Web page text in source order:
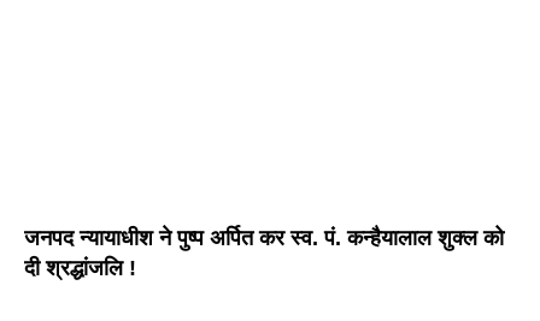
जनपद न्यायाधीश ने पुष्प अर्पित कर स्व. पं. कन्हैयालाल शुक्ल को
दी श्रद्धांजलि !